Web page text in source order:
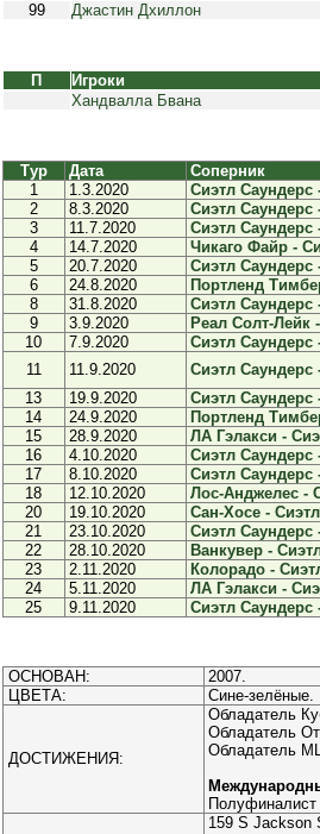
99
Джастин Дхиллон
П
Игроки
Хандвалла Бвана
Тур Дата
Соперник
1
1.3.2020
Сиэтл Саундерс
2
8.3.2020
Сиэтл
3
11.7.2020
Сиэтл Саундерс
4
14.7.2020
Чикаго Файр -
5
20.7.2020
Сиэтл Саундерс
6
24.8.2020
Портленд
8
31.8.2020
Сиэтл Саундерс
9
3.9.2020
Реал Солт-Лейк
10
7.9.2020
Сиэтл Саундерс
11
11.9.2020
Сиэтл Саундерс
13
19.9.2020
Сиэтл Саундерс
14
24.9.2020
Портленд
15
28.9.2020
ЛА Гэлакси -
16
4.10.2020
Сиэтл Саундерс
17
8.10.2020
Сиэтл Саундерс
18
12.10.2020
Лос-Анджелес -
20
19.10.2020
Сан-Хосе -
21
23.10.2020
Сиэтл Саундерс
22
28.10.2020
Ванкувер -
23
2.11.2020
Колорадо -
24
5.11.2020
ЛА Гэлакси -
25
9.11.2020 Сиэтл Саундерс
ОСНОВАН:
2007.
ЦВЕТА:
Сине-зелёные.
ДОСТИЖЕНИЯ:
Обладатель
Обладатель
Обладатель
159 S Jackson